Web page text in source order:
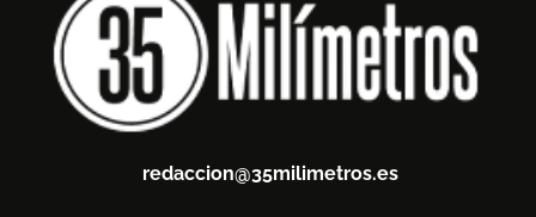
redaccion@35milimetros.es